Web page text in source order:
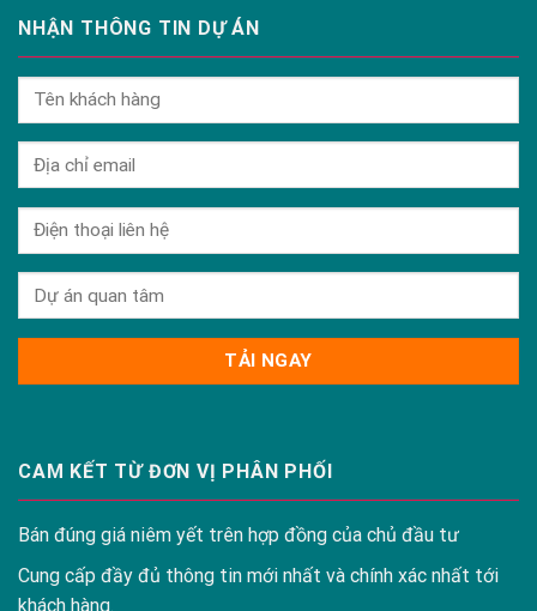
NHẬN THÔNG TIN DỰ ÁN
CAM KẾT TỪ ĐƠN VỊ PHÂN PHỐI
Bán đúng giá niêm yết trên hợp đồng của chủ đầu tư
Cung cấp đầy đủ thông tin mới nhất và chính xác nhất tới
khách hàng.